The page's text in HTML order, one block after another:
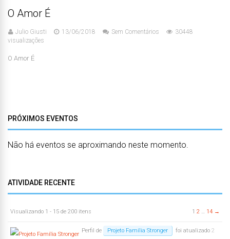
O Amor É
Julio Giusti 13/06/2018 Sem Comentários
30448
visualizações
O Amor É
PRÓXIMOS EVENTOS
Não há eventos se aproximando neste momento.
ATIVIDADE RECENTE
Visualizando 1 - 15 de 200 itens 1 2 … 14 →
Perfil de Projeto Família Stronger foi atualizado 2